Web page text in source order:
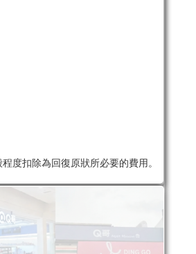
度扣除為回復原狀所必要的費用。